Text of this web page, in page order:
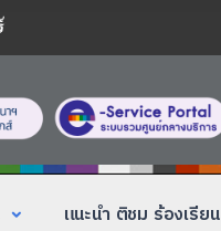
แนะนำ ติชม ร้องเรียน